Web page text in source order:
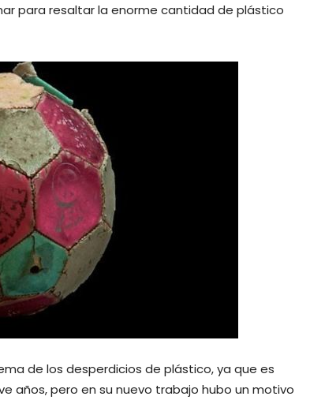
para resaltar la enorme cantidad de plástico
de los desperdicios de plástico, ya que es
años, pero en su nuevo trabajo hubo un motivo